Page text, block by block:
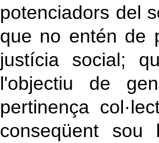
potenciadors del
que no entén de
justícia social;
l'objectiu de
pertinença
conseqüent